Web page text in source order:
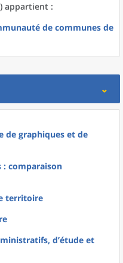
appartient :
de communes de
de graphiques et de
comparaison
territoire
d’étude et